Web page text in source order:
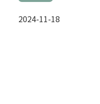
2024-11-18